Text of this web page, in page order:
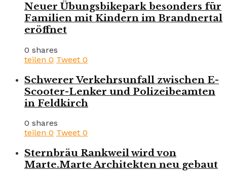
Neuer Übungsbikepark besonders für
Familien mit Kindern im Brandnertal
eröffnet
0 shares
teilen 0 Tweet 0
Schwerer Verkehrsunfall zwischen E-
Scooter-Lenker und Polizeibeamten
in Feldkirch
0 shares
teilen 0 Tweet 0
Sternbräu Rankweil wird von
Marte.Marte Architekten neu gebaut